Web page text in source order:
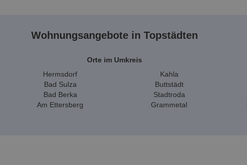
Wohnungsangebote in Topstädten
Orte im Umkreis
Hermsdorf
Bad Sulza
Bad Berka
Am Ettersberg
Kahla
Buttstädt
Stadtroda
Grammetal